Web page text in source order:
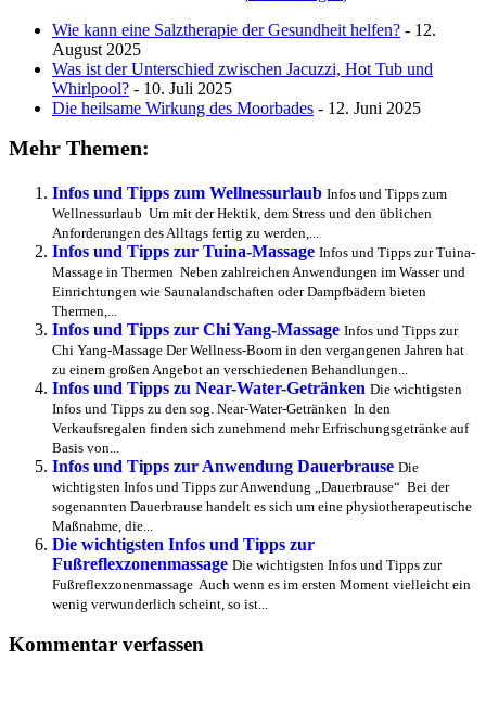
Wie kann eine Salztherapie der Gesundheit helfen? - 12.
August 2025
Was ist der Unterschied zwischen Jacuzzi, Hot Tub und
Whirlpool? - 10. Juli 2025
Die heilsame Wirkung des Moorbades - 12. Juni 2025
Mehr Themen:
Infos und Tipps zum Wellnessurlaub Infos und Tipps zum
Wellnessurlaub Um mit der Hektik, dem Stress und den üblichen
Anforderungen des Alltags fertig zu werden,...
Infos und Tipps zur Tuina-Massage Infos und Tipps zur Tuina-
Massage in Thermen Neben zahlreichen Anwendungen im Wasser und
Einrichtungen wie Saunalandschaften oder Dampfbädern bieten
Thermen,...
Infos und Tipps zur Chi Yang-Massage Infos und Tipps zur
Chi Yang-Massage Der Wellness-Boom in den vergangenen Jahren hat
zu einem großen Angebot an verschiedenen Behandlungen...
Infos und Tipps zu Near-Water-Getränken Die wichtigsten
Infos und Tipps zu den sog. Near-Water-Getränken In den
Verkaufsregalen finden sich zunehmend mehr Erfrischungsgetränke auf
Basis von...
Infos und Tipps zur Anwendung Dauerbrause Die
wichtigsten Infos und Tipps zur Anwendung „Dauerbrause“ Bei der
sogenannten Dauerbrause handelt es sich um eine physiotherapeutische
Maßnahme, die...
Die wichtigsten Infos und Tipps zur
Fußreflexzonenmassage Die wichtigsten Infos und Tipps zur
Fußreflexzonenmassage Auch wenn es im ersten Moment vielleicht ein
wenig verwunderlich scheint, so ist...
Kommentar verfassen